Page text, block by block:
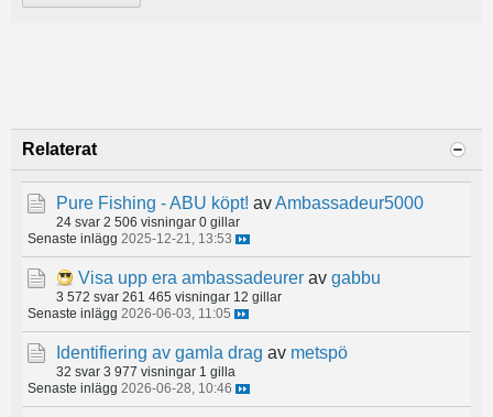
Relaterat
Pure Fishing - ABU köpt! avAmbassadeur5000
24 svar 2 506 visningar 0 gillar
Senaste inlägg 2025-12-21, 13:53
Visa upp era ambassadeurer av gabbu
3 572 svar 261 465 visningar 12 gillar
Senaste inlägg 2026-06-03, 11:05
Identifiering av gamla drag av metspö
32 svar 3 977 visningar 1 gilla
Senaste inlägg 2026-06-28, 10:46